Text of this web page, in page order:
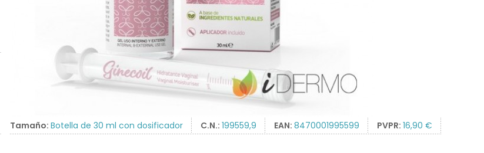
Tamaño: Botella de 30 ml con dosificador C.N.: 199559,9 EAN: 8470001995599 PVPR: 16,90 €